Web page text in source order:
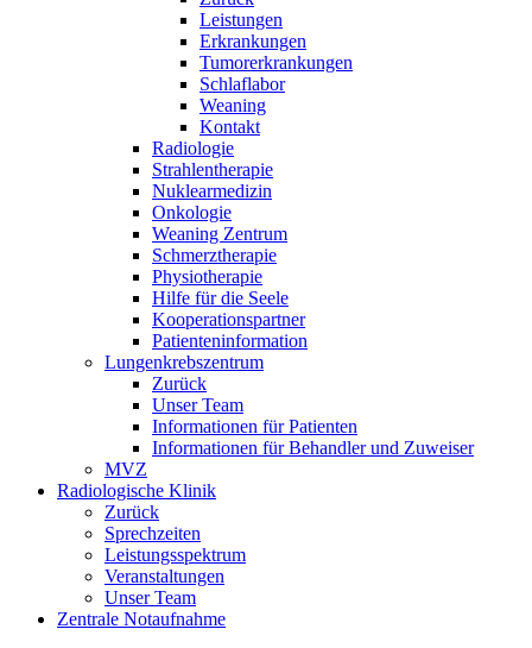
Leistungen
Erkrankungen
Tumorerkrankungen
Schlaflabor
Weaning
Kontakt
Radiologie
Strahlentherapie
Nuklearmedizin
Onkologie
Weaning Zentrum
Schmerztherapie
Physiotherapie
Hilfe für die Seele
Kooperationspartner
Patienteninformation
Lungenkrebszentrum
Zurück
Unser Team
Informationen für Patienten
Informationen für Behandler und Zuweiser
MVZ
Radiologische Klinik
Zurück
Sprechzeiten
Leistungsspektrum
Veranstaltungen
Unser Team
Zentrale Notaufnahme